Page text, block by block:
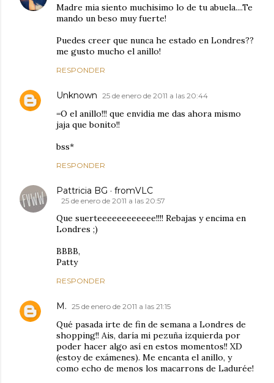
Madre mia siento muchisimo lo de tu abuela....Te
mando un beso muy fuerte!
Puedes creer que nunca he estado en Londres??
me gusto mucho el anillo!
RESPONDER
Unknown 25 de enero de 2011 a las 20:44
=O el anillo!!! que envidia me das ahora mismo
jaja que bonito!!
bss*
RESPONDER
Pattricia BG · fromVLC
25 de enero de 2011 a las 20:57
Que suerteeeeeeeeeeee!!!! Rebajas y encima en
Londres ;)
BBBB,
Patty
RESPONDER
M. 25 de enero de 2011 a las 21:15
Qué pasada irte de fin de semana a Londres de
shopping!! Ais, daría mi pezuña izquierda por
poder hacer algo así en estos momentos!! XD
(estoy de exámenes). Me encanta el anillo, y
como echo de menos los macarrons de Ladurée!